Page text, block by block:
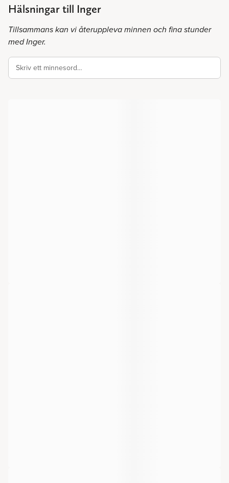
Hälsningar till Inger
Tillsammans kan vi återuppleva minnen och fina stunder
med Inger.
Skriv ett minnesord…